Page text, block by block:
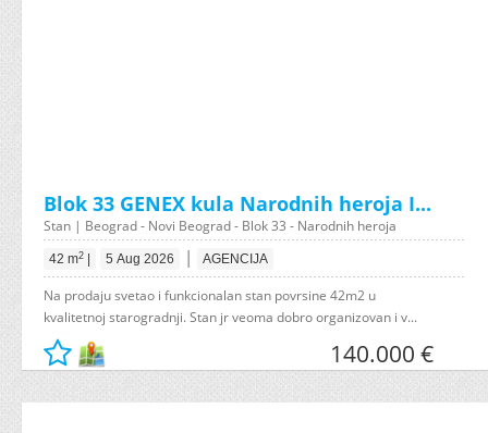
Blok 33 GENEX kula Narodnih heroja I...
Stan | Beograd - Novi Beograd - Blok 33 - Narodnih heroja
42 m2 5 Aug 2026 | AGENCIJA
Na prodaju svetao i funkcionalan stan povrsine 42m2 u
kvalitetnoj starogradnji. Stan jr veoma dobro organizovan i v...
140.000 €